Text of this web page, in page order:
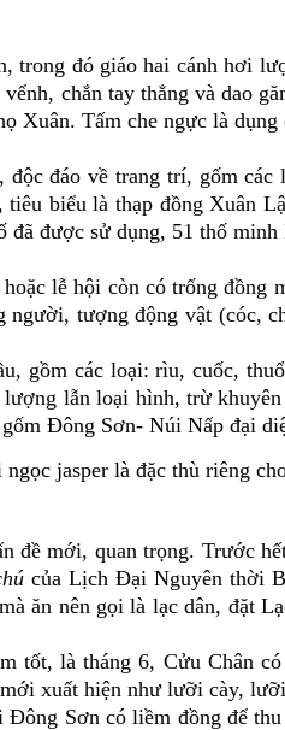
trong đó giáo hai cánh hơi
chắn tay thẳng và dao
Tấm che ngực là
đáo về trang trí, gốm
biểu là thạp đồng Xuân
được sử dụng, 51 thố
lễ hội còn có trống đồng
tượng động vật (cóc,
gồm các loại: rìu, cuốc,
lẫn loại hình, trừ
gốm Đông Sơn- Núi Nấp đại
jasper là đặc thù riêng
đề mới, quan trọng. Trước
của Lịch Đại Nguyên thời
ăn nên gọi là lạc dân, đặt
tốt, là tháng 6, Cửu Chân
xuất hiện như lưỡi cày,
Sơn có liềm đồng để thu